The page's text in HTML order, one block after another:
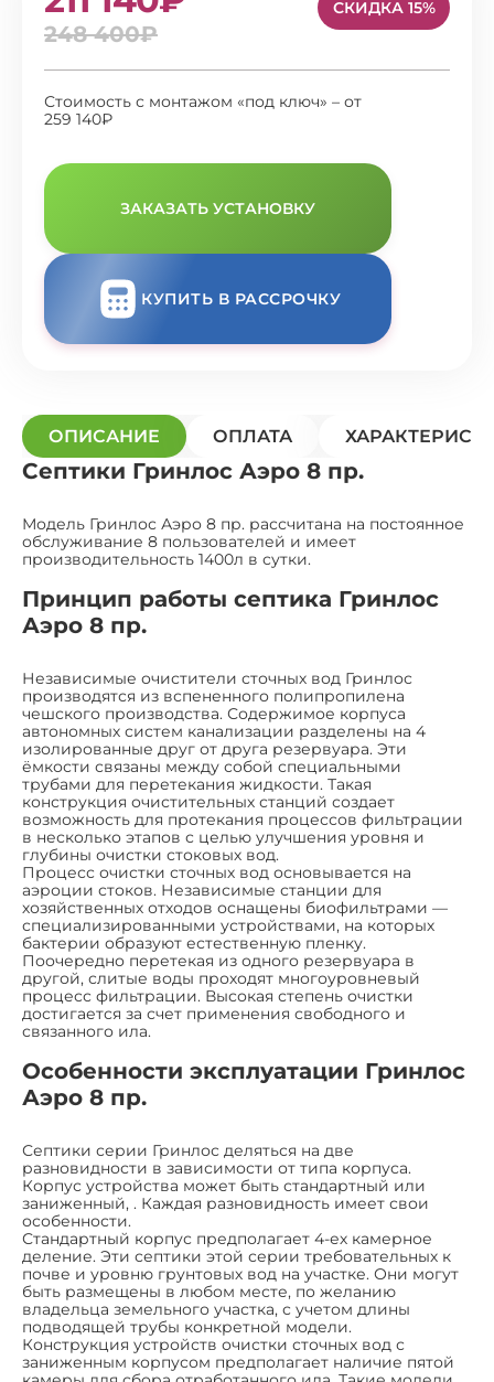
248 400₽
СКИДКА 15%
Стоимость с монтажом «под ключ» – от
259 140₽
ЗАКАЗАТЬ УСТАНОВКУ
КУПИТЬ В РАССРОЧКУ
ОПИСАНИЕ ОПЛАТА
Септики Гринлос Аэро 8 пр.
Модель Гринлос Аэро 8 пр. рассчитана на постоянное
обслуживание 8 пользователей и имеет
производительность 1400л в сутки.
Принцип работы септика Гринлос
Аэро 8 пр.
Независимые очистители сточных вод Гринлос
производятся из вспененного полипропилена
чешского производства. Содержимое корпуса
автономных систем канализации разделены на 4
изолированные друг от друга резервуара. Эти
ёмкости связаны между собой специальными
трубами для перетекания жидкости. Такая
конструкция очистительных станций создает
возможность для протекания процессов фильтрации
в несколько этапов с целью улучшения уровня и
глубины очистки стоковых вод.
Процесс очистки сточных вод основывается на
аэроции стоков. Независимые станции для
хозяйственных отходов оснащены биофильтрами —
специализированными устройствами, на которых
бактерии образуют естественную пленку.
Поочередно перетекая из одного резервуара в
другой, слитые воды проходят многоуровневый
процесс фильтрации. Высокая степень очистки
достигается за счет применения свободного и
связанного ила.
Особенности эксплуатации Гринлос
Аэро 8 пр.
Септики серии Гринлос деляться на две
разновидности в зависимости от типа корпуса.
Корпус устройства может быть стандартный или
заниженный, . Каждая разновидность имеет свои
особенности.
Стандартный корпус предполагает 4-ех камерное
деление. Эти септики этой серии требовательных к
почве и уровню грунтовых вод на участке. Они могут
быть размещены в любом месте, по желанию
владельца земельного участка, с учетом длины
подводящей трубы конкретной модели.
Конструкция устройств очистки сточных вод с
заниженным корпусом предполагает наличие пятой